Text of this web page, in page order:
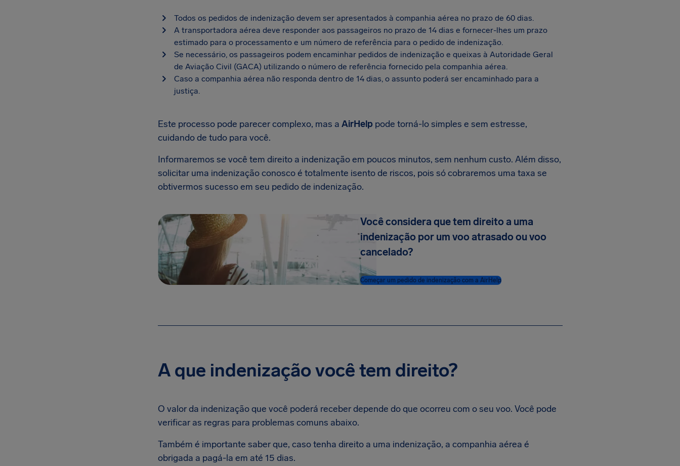
Todos os pedidos de indenização devem ser apresentados à companhia aérea no prazo de 60 dias.
A transportadora aérea deve responder aos passageiros no prazo de 14 dias e fornecer-lhes um prazo
estimado para o processamento e um número de referência para o pedido de indenização.
Se necessário, os passageiros podem encaminhar pedidos de indenização e queixas à Autoridade Geral
de Aviação Civil (GACA) utilizando o número de referência fornecido pela companhia aérea.
Caso a companhia aérea não responda dentro de 14 dias, o assunto poderá ser encaminhado para a
justiça.
Este processo pode parecer complexo, mas a AirHelp pode torná-lo simples e sem estresse,
cuidando de tudo para você.
Informaremos se você tem direito a indenização em poucos minutos, sem nenhum custo. Além disso,
solicitar uma indenização conosco é totalmente isento de riscos, pois só cobraremos uma taxa se
obtivermos sucesso em seu pedido de indenização.
Você considera que tem direito a uma
indenização por um voo atrasado ou voo
cancelado?
Começar um pedido de indenização com a AirHelp
A que indenização você tem direito?
O valor da indenização que você poderá receber depende do que ocorreu com o seu voo. Você pode
verificar as regras para problemas comuns abaixo.
Também é importante saber que, caso tenha direito a uma indenização, a companhia aérea é
obrigada a pagá-la em até 15 dias.